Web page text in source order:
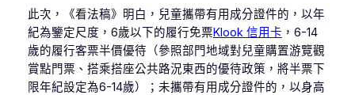
此次，《看法稿》明白，兒童攜帶有用成分證件的，以年
紀為鑒定尺度，6歲以下的履行免票Klook 信用卡 ，6-14
歲的履行客票半價優待（參照部門地域對兒童購置游覽觀
賞點門票、搭乘搭座公共路況東西的優待政策，將半票下
限年紀設定為6-14歲）；未攜帶有用成分證件的，以身高